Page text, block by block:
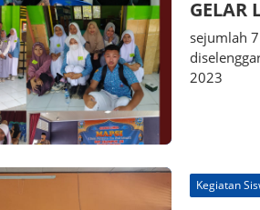
GELAR
sejumlah
2023
Kegiatan